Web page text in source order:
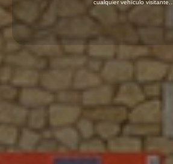
servicios conforme a sus…